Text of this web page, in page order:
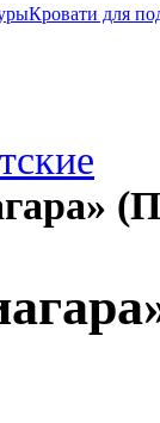
Кровати для